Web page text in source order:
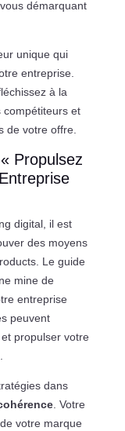
démarquant
unique qui
entreprise.
à la
compétiteurs et
de votre offre.
Propulsez
digital, il est
des moyens
Le guide
mine de
entreprise
peuvent
propulser votre
dans
. Votre
votre marque